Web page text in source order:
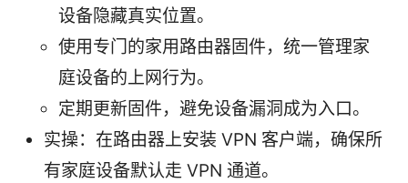
设备隐藏真实位置。
使用专门的家用路由器固件，统一管理家
庭设备的上网行为。
定期更新固件，避免设备漏洞成为入口。
实操：在路由器上安装 VPN 客户端，确保所
有家庭设备默认走 VPN 通道。